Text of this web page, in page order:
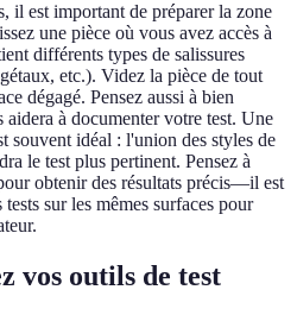
il est important de préparer la zone
une pièce où vous avez accès à
différents types de salissures
etc.). Videz la pièce de tout
dégagé. Pensez aussi à bien
aidera à documenter votre test. Une
souvent idéal : l'union des styles de
le test plus pertinent. Pensez à
obtenir des résultats précis—il est
sur les mêmes surfaces pour
vos outils de test